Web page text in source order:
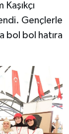
Gençlerle
bol bol hatıra